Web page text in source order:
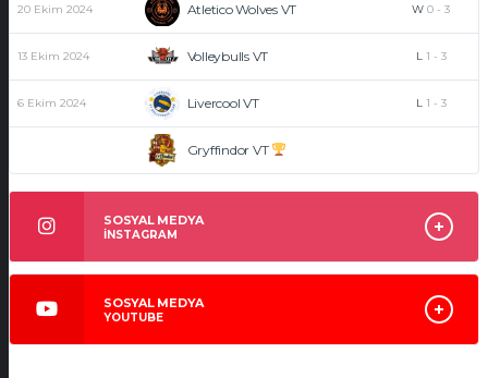
20 Ekim 2024 Atletico Wolves VT W 0 - 3
13 Ekim 2024 Volleybulls VT L 1 - 3
6 Ekim 2024 Livercool VT L 1 - 3
Gryffindor VT
SOSYAL MEDYA
İNSTAGRAM
SOSYAL MEDYA
YOUTUBE